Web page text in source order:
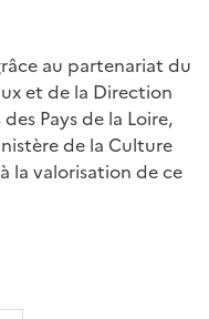
au partenariat du
et de la Direction
Pays de la Loire,
de la Culture
la valorisation de ce